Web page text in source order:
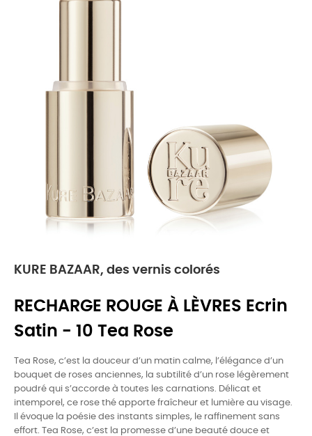
KURE BAZAAR, des vernis colorés
RECHARGE ROUGE À LÈVRES Ecrin
Satin - 10 Tea Rose
Tea Rose, c’est la douceur d’un matin calme, l’élégance d’un
bouquet de roses anciennes, la subtilité d’un rose légèrement
poudré qui s’accorde à toutes les carnations. Délicat et
intemporel, ce rose thé apporte fraîcheur et lumière au visage.
Il évoque la poésie des instants simples, le raffinement sans
effort. Tea Rose, c’est la promesse d’une beauté douce et